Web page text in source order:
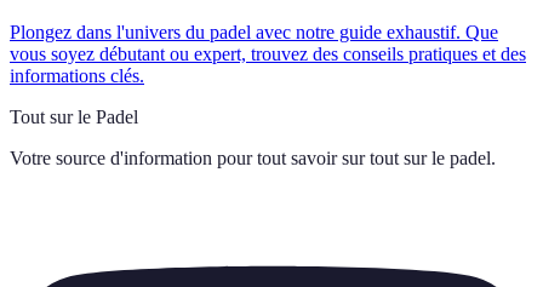
Plongez dans l'univers du padel avec notre guide exhaustif. Que
vous soyez débutant ou expert, trouvez des conseils pratiques et des
informations clés.
Tout sur le Padel
Votre source d'information pour tout savoir sur tout sur le padel.